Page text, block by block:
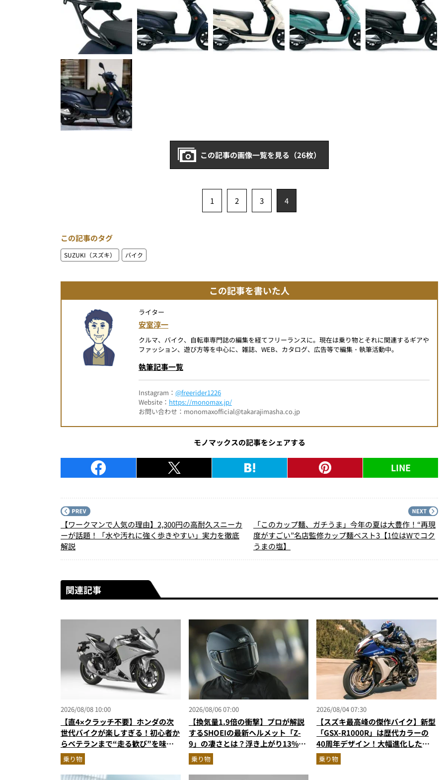
この記事の画像一覧を見る（26枚）
1 2 3 4
この記事のタグ
SUZUKI（スズキ） バイク
この記事を書いた人
ライター
安室淳一
クルマ、バイク、自転車専門誌の編集を経てフリーランスに。現在は乗り物とそれに関連するギアや
ファッション、遊び方等を中心に、雑誌、WEB、カタログ、広告等で編集・執筆活動中。
執筆記事一覧
Instagram： @freerider1226
Website： https://monomax.jp/
お問い合わせ：monomaxofficial@takarajimasha.co.jp
モノマックスの記事をシェアする
LINE
【ワークマンで人気の理由】2,300円の高耐久スニーカ
ーが話題！「水や汚れに強く歩きやすい」実力を徹底
解説
「このカップ麺、ガチうま」今年の夏は大豊作！“再現
度がすごい”名店監修カップ麺ベスト3【1位はWでコク
うまの塩】
関連記事
2026/08/08 10:00
【直4×クラッチ不要】ホンダの次
世代バイクが楽しすぎる！初心者か
らベテランまで“走る歓び”を味わ
える「CBR400R FOUR E-Clutch」
を徹底解説
乗り物
2026/08/06 07:00
【換気量1.9倍の衝撃】プロが解説
するSHOEIの最新ヘルメット「Z-
9」の凄さとは？浮き上がり13%減
で高速ライドも超快適な傑作フルフ
ェイス
乗り物
2026/08/04 07:30
【スズキ最高峰の傑作バイク】新型
「GSX-R1000R」は歴代カラーの
40周年デザイン！大幅進化した至
高のスーパースポーツを乗り物ライ
ターが解説
乗り物